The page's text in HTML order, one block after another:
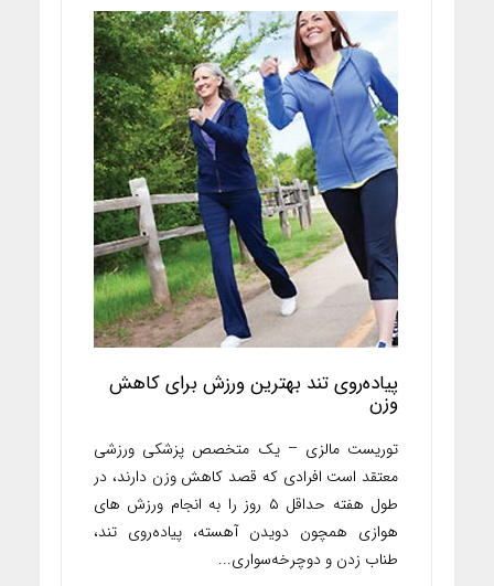
پیاده‌روی تند بهترین ورزش برای کاهش
وزن
توریست مالزی – یک متخصص پزشکی ورزشی
معتقد است افرادی که قصد کاهش وزن دارند، در
طول هفته حداقل ۵ روز را به انجام ورزش های
هوازی همچون دویدن آهسته، پیاده‌روی تند،
طناب زدن و دوچرخه‌سواری...